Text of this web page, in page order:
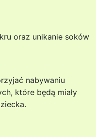
oraz unikanie soków
nabywaniu
które będą miały